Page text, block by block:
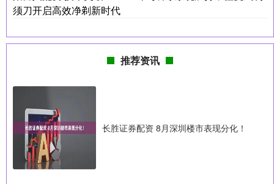
须刀开启高效净剃新时代
推荐资讯
长胜证券配资 8月深圳楼市表现分化！